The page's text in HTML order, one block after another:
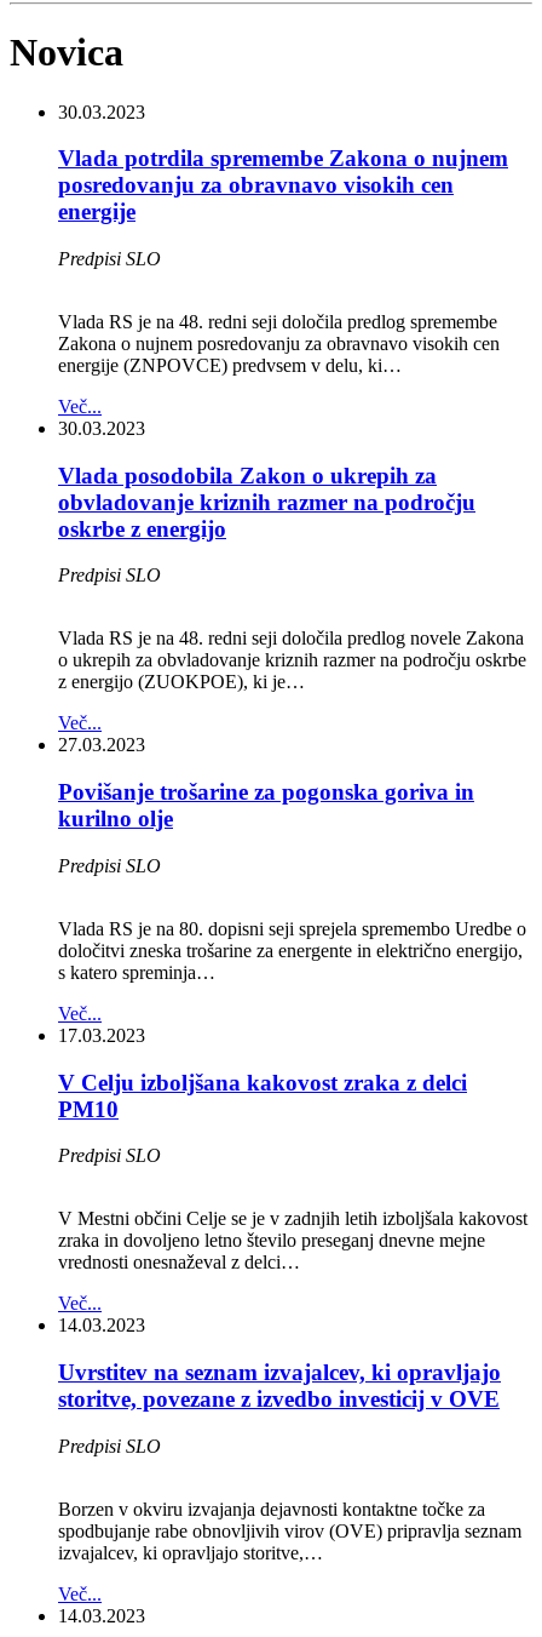
Novica
30.03.2023
Vlada potrdila spremembe Zakona o nujnem
posredovanju za obravnavo visokih cen
energije
Predpisi SLO
Vlada RS je na 48. redni seji določila predlog spremembe
Zakona o nujnem posredovanju za obravnavo visokih cen
energije (ZNPOVCE) predvsem v delu, ki…
Več...
30.03.2023
Vlada posodobila Zakon o ukrepih za
obvladovanje kriznih razmer na področju
oskrbe z energijo
Predpisi SLO
Vlada RS je na 48. redni seji določila predlog novele Zakona
o ukrepih za obvladovanje kriznih razmer na področju oskrbe
z energijo (ZUOKPOE), ki je…
Več...
27.03.2023
Povišanje trošarine za pogonska goriva in
kurilno olje
Predpisi SLO
Vlada RS je na 80. dopisni seji sprejela spremembo Uredbe o
določitvi zneska trošarine za energente in električno energijo,
s katero spreminja…
Več...
17.03.2023
V Celju izboljšana kakovost zraka z delci
PM10
Predpisi SLO
V Mestni občini Celje se je v zadnjih letih izboljšala kakovost
zraka in dovoljeno letno število preseganj dnevne mejne
vrednosti onesnaževal z delci…
Več...
14.03.2023
Uvrstitev na seznam izvajalcev, ki opravljajo
storitve, povezane z izvedbo investicij v OVE
Predpisi SLO
Borzen v okviru izvajanja dejavnosti kontaktne točke za
spodbujanje rabe obnovljivih virov (OVE) pripravlja seznam
izvajalcev, ki opravljajo storitve,…
Več...
14.03.2023